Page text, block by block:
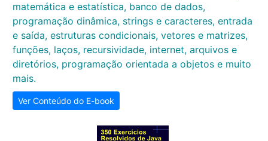
matemática e estatística, banco de dados,
programação dinâmica, strings e caracteres, entrada
e saída, estruturas condicionais, vetores e matrizes,
funções, laços, recursividade, internet, arquivos e
diretórios, programação orientada a objetos e muito
mais.
Ver Conteúdo do E-book